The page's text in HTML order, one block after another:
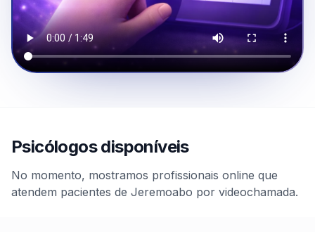
Psicólogos disponíveis
No momento, mostramos profissionais online que
atendem pacientes de Jeremoabo por videochamada.